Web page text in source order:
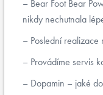
Bear Foot Bear
nikdy nechutnala
Poslední
Provádíme servis
Dopamin – jaké